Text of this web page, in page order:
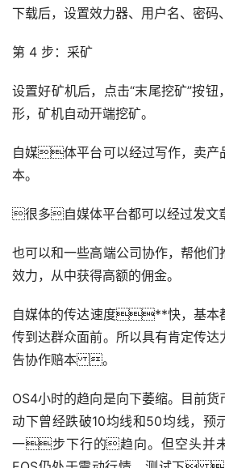
下载后，设置效力器、用户名、密码
第 4 步：采矿
设置好矿机后，点击“末尾挖矿”按
形，矿机自动开端挖矿。
自媒体平台可以经过写作，卖产
本。
很多自媒体平台都可以经过发文
也可以和一些高端公司协作，帮他们
效力，从中获得高额的佣金。
自媒体的传达速度**快，基本
传到达群众面前。所以具有肯定传达
告协作赔本 。
OS4小时的趋向是向下萎缩。目前
动下曾经跌破10均线和50均线，预
一步下行的趋向。但空头